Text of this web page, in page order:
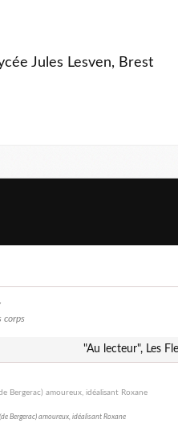
Jules Lesven, Brest
corps
"Au lecteur", Les
Bergerac) amoureux, idéalisant Roxane